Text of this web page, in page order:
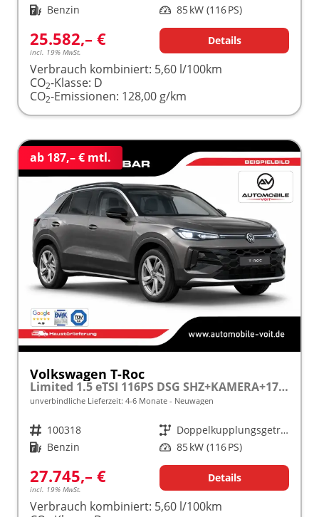
Kraftstoff Benzin Leistung 85 kW (116 PS)
25.582,– €
incl. 19% MwSt.
Details
Verbrauch kombiniert: 5,60 l/100km
CO2-Klasse: D
CO2-Emissionen: 128,00 g/km
ab 187,– € mtl.
Volkswagen T-Roc
Limited 1.5 eTSI 116PS DSG SHZ+KAMERA+17" ALU+ACC+LED+KLIMA+PARK ASSIST frei konfigurierbar!
unverbindliche Lieferzeit: 4-6 Monate Neuwagen
Fahrzeugnr. 100318 Getriebe
Doppelkupplungsgetriebe (DSG)
Kraftstoff Benzin Leistung 85 kW (116 PS)
27.745,– €
incl. 19% MwSt.
Details
Verbrauch kombiniert: 5,60 l/100km